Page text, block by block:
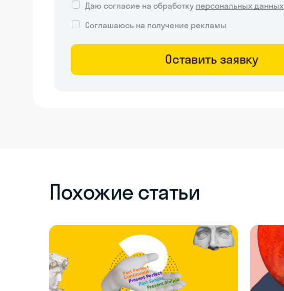
Даю согласие на обработку персональных данных
Соглашаюсь на получение рекламы
Оставить заявку
Похожие статьи